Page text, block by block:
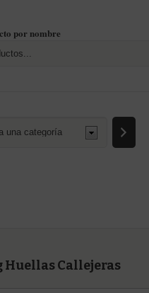
por nombre
Huellas Callejeras